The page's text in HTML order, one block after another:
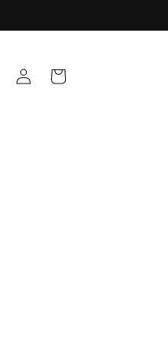
Inloggen
Winkelwagen